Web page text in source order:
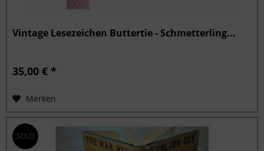
Vintage Lesezeichen Buttertie - Schmetterling...
35,00 € *
Merken
SOLD